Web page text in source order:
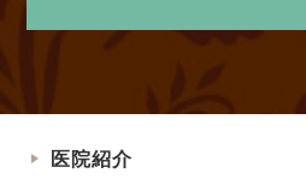
医院紹介